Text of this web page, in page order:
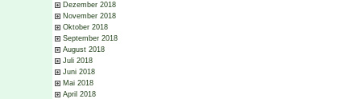
Dezember 2018
November 2018
Oktober 2018
September 2018
August 2018
Juli 2018
Juni 2018
Mai 2018
April 2018